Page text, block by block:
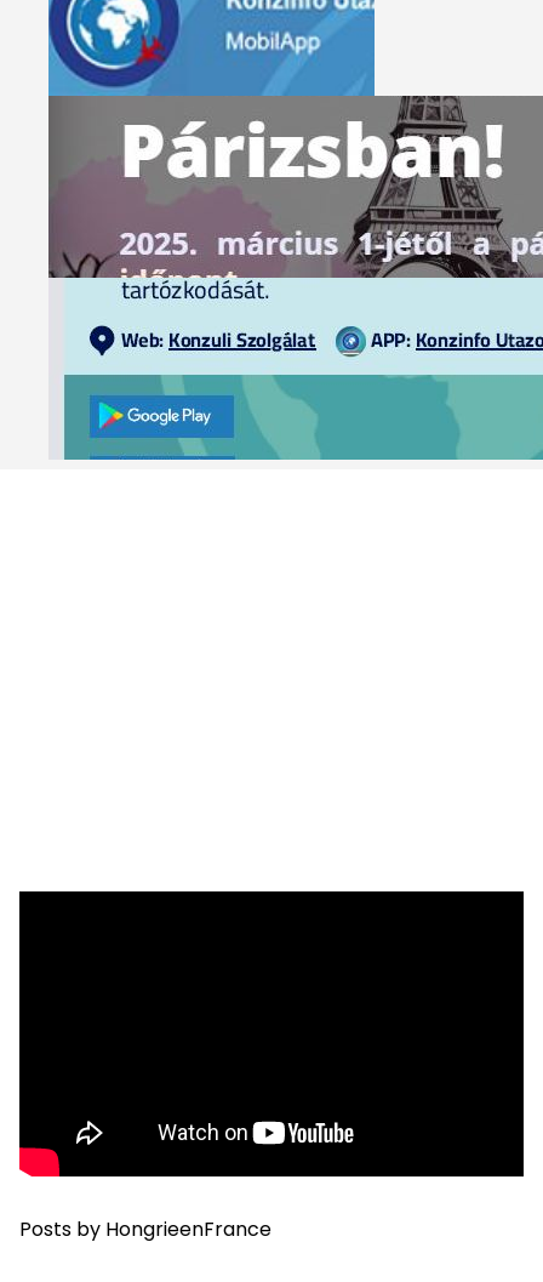
Posts by HongrieenFrance